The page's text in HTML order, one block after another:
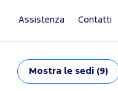
Assistenza Contatti
Mostra le sedi (9)